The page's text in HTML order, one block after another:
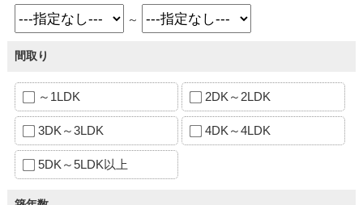
～
間取り
～1LDK 2DK～2LDK
3DK～3LDK 4DK～4LDK
5DK～5LDK以上